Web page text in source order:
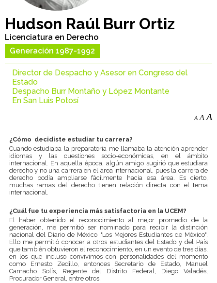
Hudson Raúl Burr Ortiz
Licenciatura en Derecho
Generación 1987-1992
Director de Despacho y Asesor en Congreso del
Estado
Despacho Burr Montaño y López Montante
En San Luis Potosí
A A A
¿Cómo decidiste estudiar tu carrera?
Cuando estudiaba la preparatoria me llamaba la atención aprender
idiomas y las cuestiones socio-económicas, en el ámbito
internacional. En aquella época, algún amigo sugirió que estudiara
derecho y no una carrera en el área internacional, pues la carrera de
derecho podía ampliarse fácilmente hacia esa área. Es cierto,
muchas ramas del derecho tienen relación directa con el tema
internacional.
¿Cuál fue tu experiencia más satisfactoria en la UCEM?
El haber obtenido el reconocimiento al mejor promedio de la
generación, me permitió ser nominado para recibir la distinción
nacional del Diario de México "Los Mejores Estudiantes de México".
Ello me permitió conocer a otros estudiantes del Estado y del País
que también obtuvieron el reconocimiento, en un evento de tres días,
en los que incluso convivimos con personalidades del momento
como Ernesto Zedillo, entonces Secretario de Estado, Manuel
Camacho Solís, Regente del Distrito Federal, Diego Valadés,
Procurador General, entre otros.